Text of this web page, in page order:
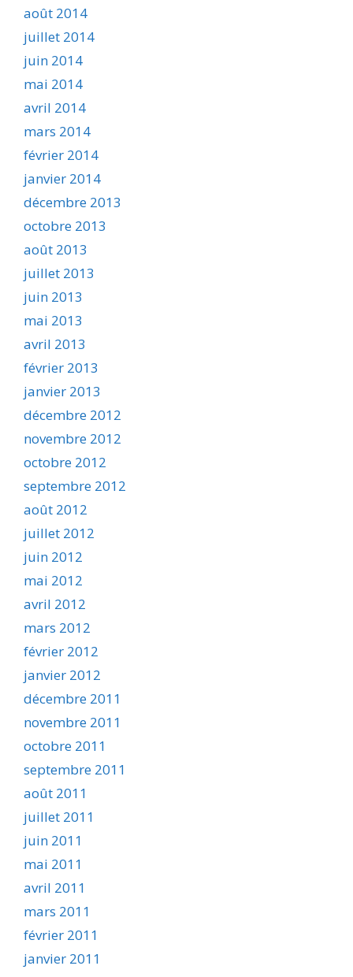
août 2014
juillet 2014
juin 2014
mai 2014
avril 2014
mars 2014
février 2014
janvier 2014
décembre 2013
octobre 2013
août 2013
juillet 2013
juin 2013
mai 2013
avril 2013
février 2013
janvier 2013
décembre 2012
novembre 2012
octobre 2012
septembre 2012
août 2012
juillet 2012
juin 2012
mai 2012
avril 2012
mars 2012
février 2012
janvier 2012
décembre 2011
novembre 2011
octobre 2011
septembre 2011
août 2011
juillet 2011
juin 2011
mai 2011
avril 2011
mars 2011
février 2011
janvier 2011